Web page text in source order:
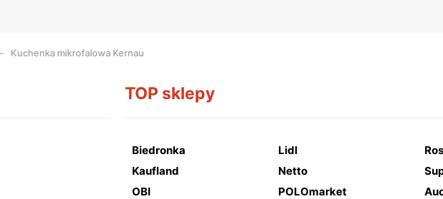
Kuchenka mikrofalowa Kernau
TOP sklepy
Biedronka Lidl
Kaufland
Netto
OBI
POLOmarket